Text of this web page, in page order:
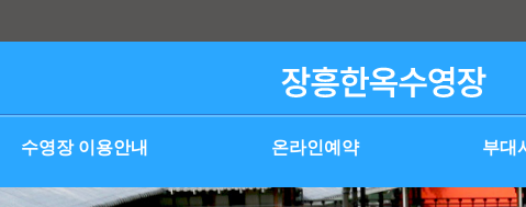
수영장 이용안내 온라인예약 부대